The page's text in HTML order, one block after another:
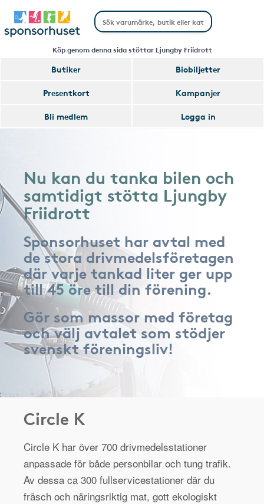
Köp genom denna sida stöttar Ljungby Friidrott
Butiker
Biobiljetter
Presentkort
Kampanjer
Bli medlem
Logga in
Nu kan du tanka bilen och
samtidigt stötta Ljungby
Friidrott
Sponsorhuset har avtal med
de stora drivmedelsföretagen
där varje tankad liter ger upp
till 45 öre till din förening.
Gör som massor med företag
och välj avtalet som stödjer
svenskt föreningsliv!
Circle K
Circle K har över 700 drivmedelsstationer
anpassade för både personbilar och tung trafik.
Av dessa ca 300 fullservicestationer där du
fräsch och näringsriktig mat, gott ekologiskt